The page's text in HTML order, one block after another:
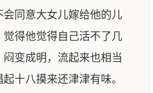
同意大女儿嫁给他的儿
得他觉得自己活不了几
变成明，流起来也相当
十八摸来还津津有味。